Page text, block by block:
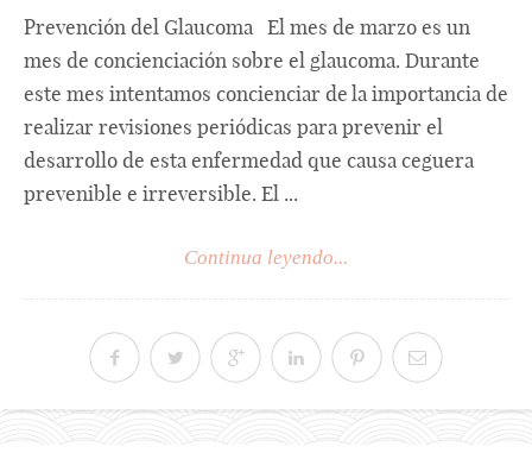
Prevención del Glaucoma El mes de marzo es un
mes de concienciación sobre el glaucoma. Durante
este mes intentamos concienciar de la importancia de
realizar revisiones periódicas para prevenir el
desarrollo de esta enfermedad que causa ceguera
prevenible e irreversible. El ...
Continua leyendo...